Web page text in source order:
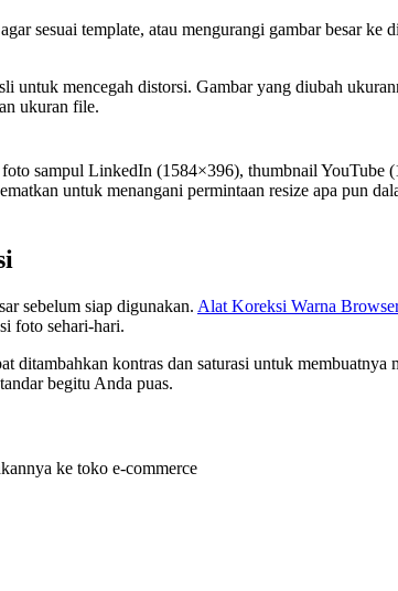
sesuai template, atau mengurangi gambar besar ke
untuk mencegah distorsi. Gambar yang diubah
ukuran file.
sampul LinkedIn (1584×396), thumbnail YouTube
untuk menangani permintaan resize apa pun
sebelum siap digunakan. Alat Koreksi Warna
foto sehari-hari.
kontras dan saturasi untuk membuatnya
begitu Anda puas.
ke toko e-commerce